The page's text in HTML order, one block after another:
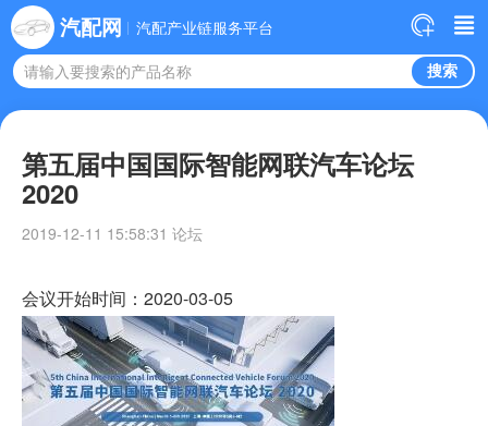
汽配网 汽配产业链服务平台
请输入要搜索的产品名称
第五届中国国际智能网联汽车论坛
2020
2019-12-11 15:58:31 论坛
会议开始时间： 2020-03-05